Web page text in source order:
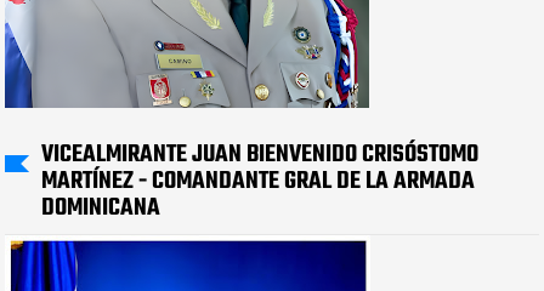
VICEALMIRANTE JUAN BIENVENIDO CRISÓSTOMO
MARTÍNEZ - COMANDANTE GRAL DE LA ARMADA
DOMINICANA